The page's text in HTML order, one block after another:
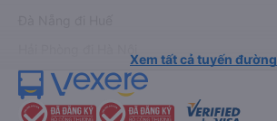
Xem tất cả tuyến đường